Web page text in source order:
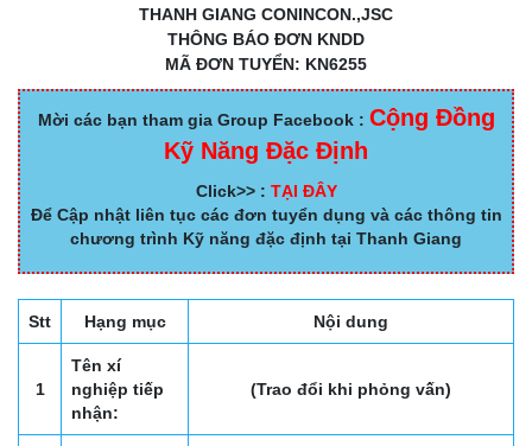
THANH GIANG CONINCON.,JSC
THÔNG BÁO ĐƠN KNDD
MÃ ĐƠN TUYỂN: KN6255
Mời các bạn tham gia Group Facebook : Cộng Đồng
Kỹ Năng Đặc Định
Click>> : TẠI ĐÂY
Để Cập nhật liên tục các đơn tuyển dụng và các thông tin
chương trình Kỹ năng đặc định tại Thanh Giang
Stt Hạng mục Nội dung
1
Tên xí
nghiệp tiếp
nhận:
(Trao đổi khi phỏng vấn)